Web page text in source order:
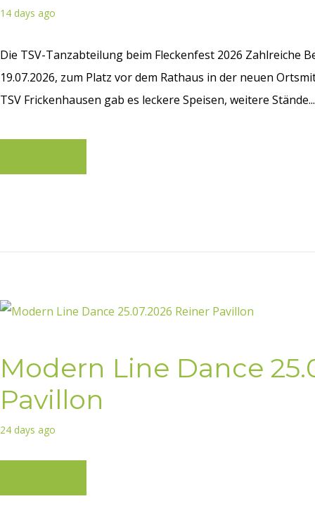
14 days ago
Die TSV-Tanzabteilung beim Fleckenfest 2026 Zahlreiche
19.07.2026, zum Platz vor dem Rathaus in der neuen
TSV Frickenhausen gab es leckere Speisen, weitere Stände...
Modern Line Dance
Pavillon
24 days ago